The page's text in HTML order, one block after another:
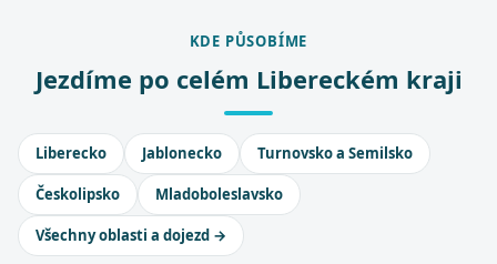
KDE PŮSOBÍME
Jezdíme po celém Libereckém kraji
Liberecko Jablonecko Turnovsko a Semilsko
Českolipsko Mladoboleslavsko
Všechny oblasti a dojezd →